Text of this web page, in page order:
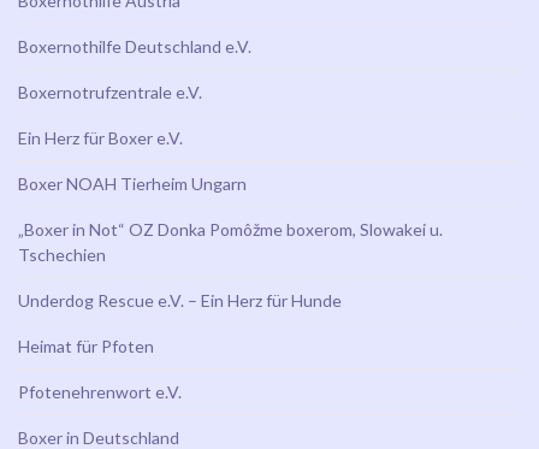
Boxernothilfe Deutschland e.V.
Boxernotrufzentrale e.V.
Ein Herz für Boxer e.V.
Boxer NOAH Tierheim Ungarn
„Boxer in Not“ OZ Donka Pomôžme boxerom, Slowakei u.
Tschechien
Underdog Rescue e.V. – Ein Herz für Hunde
Heimat für Pfoten
Pfotenehrenwort e.V.
Boxer in Deutschland